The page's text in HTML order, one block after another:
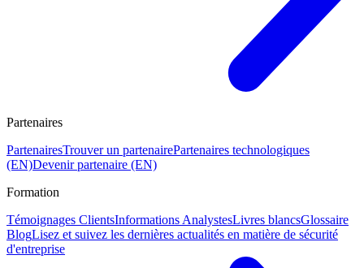
Partenaires
PartenairesTrouver un partenairePartenaires technologiques
(EN)Devenir partenaire (EN)
Formation
Témoignages ClientsInformations AnalystesLivres blancsGlossaire
BlogLisez et suivez les dernières actualités en matière de sécurité
d'entreprise